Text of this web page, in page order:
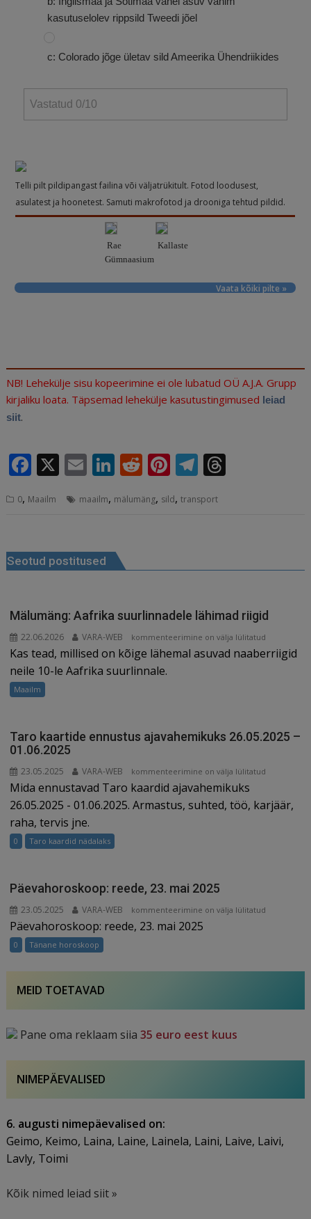
kasutuselolev rippsild Tweedi jõel
c: Colorado jõge ületav sild Ameerika Ühendriikides
Vastatud 0/10
Telli pilt pildipangast failina või väljatrükitult. Fotod loodusest,
asulatest ja hoonetest. Samuti makrofotod ja drooniga tehtud pildid.
Rae
Gümnaasium
Kallaste
Vaata kõiki pilte »
NB! Lehekülje sisu kopeerimine ei ole lubatud OÜ A.J.A. Grupp
kirjaliku loata. Täpsemad lehekülje kasutustingimused leiad
siit.
F
c
b
o
k
X E
ai
Li
k
dI
n
R
d
Pi
te
st
T
e
m d
0, Maailm maailm, mälumäng, sild,transport
Seotud postitused
Mälumäng: Aafrika suurlinnadele lähimad riigid
22.06.2026 VARA-WEB
Mälumäng:
Aafrika
suurlinnadele
kommenteerimine on välja lülitatud
Kas tead, millised on kõige lähemal asuvad naaberriigid
neile 10-le Aafrika suurlinnale.
Maailm
Taro kaartide ennustus ajavahemikuks 26.05.2025 –
01.06.2025
23.05.2025 VARA-WEB
Taro
kaartide
ennustus
kommenteerimine on välja lülitatud
Mida ennustavad Taro kaardid ajavahemikuks
26.05.2025 - 01.06.2025. Armastus, suhted, töö, karjäär,
raha, tervis jne.
0 Taro kaardid nädalaks
Päevahoroskoop: reede, 23. mai 2025
23.05.2025 VARA-WEB
Päevahoroskoop:
reede,
2025
kommenteerimine on välja lülitatud
Päevahoroskoop: reede, 23. mai 2025
0 Tänane horoskoop
MEID TOETAVAD
Pane oma reklaam siia35 euro eest kuus
NIMEPÄEVALISED
6. augusti nimepäevalised on:
Geimo, Keimo, Laina, Laine, Lainela, Laini, Laive, Laivi,
Lavly, Toimi
Kõik nimed leiad siit »